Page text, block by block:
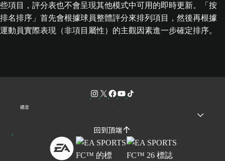
些項目，評分表也不會呈現其他模式中可用的即時更新。「按
排名排序」首先會根據球員整體評分來排列項目，然後再根據
運動員實際表現（非項目屬性）的主觀因素進一步確定排序。
語言
回到頂端